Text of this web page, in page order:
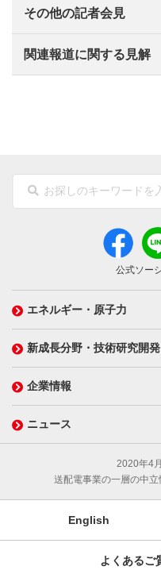
その他の記者会見
関連報道に関する見解
公式ソー
エネルギー・原子力
新成長分野・技術研究開発
企業情報
ニュース
2020年4
送配電事業の一層の中立
English
よくあるご